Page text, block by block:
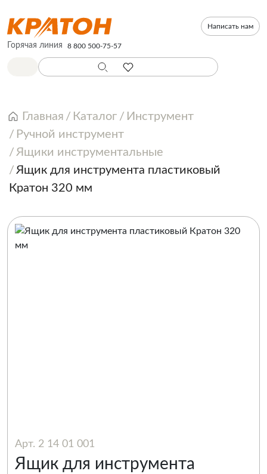
Написать нам
Горячая линия 8 800 500-75-57
Главная Каталог
Инструмент
Ручной инструмент
Ящики инструментальные
Ящик для инструмента пластиковый
Кратон 320 мм
Арт. 2 14 01 001
Ящик для инструмента